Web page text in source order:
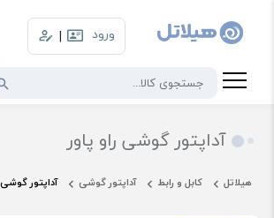
ورود |
آداپتور گوشی راو پاور
هیلاتل کابل و رابط آداپتور گوشی آداپتور گوشی